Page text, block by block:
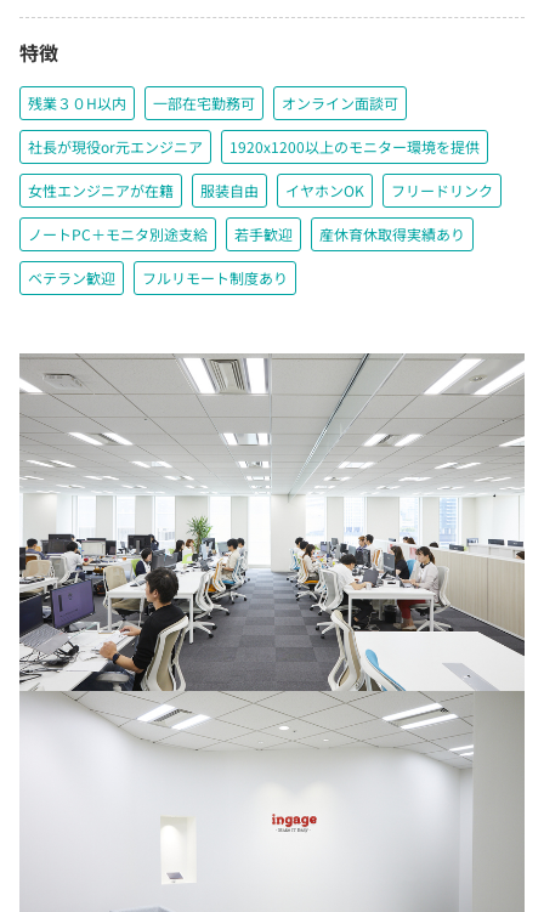
特徴
残業３０H以内 一部在宅勤務可 オンライン面談可
社長が現役or元エンジニア 1920x1200以上のモニター環境を提供
女性エンジニアが在籍 服装自由 イヤホンOK フリードリンク
ノートPC＋モニタ別途支給 若手歓迎 産休育休取得実績あり
ベテラン歓迎 フルリモート制度あり